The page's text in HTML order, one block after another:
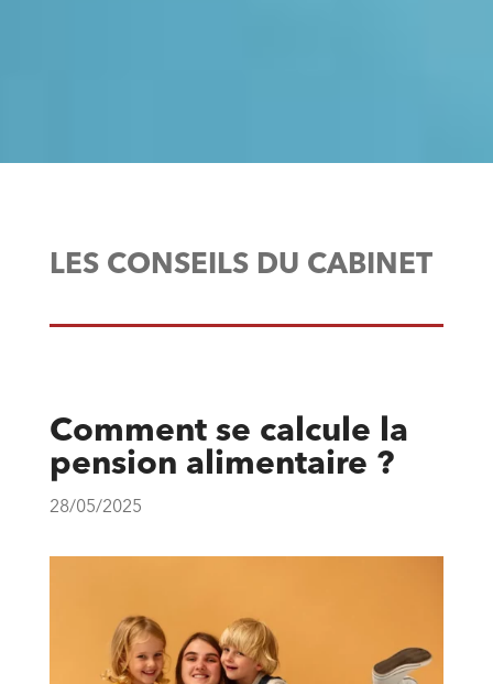
LES CONSEILS DU CABINET
Comment se calcule la
pension alimentaire ?
28/05/2025